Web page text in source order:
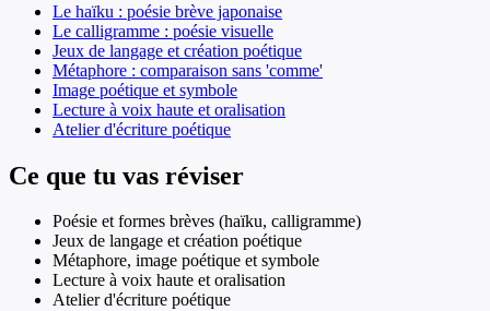
Le haïku : poésie brève japonaise
Le calligramme : poésie visuelle
Jeux de langage et création poétique
Métaphore : comparaison sans 'comme'
Image poétique et symbole
Lecture à voix haute et oralisation
Atelier d'écriture poétique
Ce que tu vas réviser
Poésie et formes brèves (haïku, calligramme)
Jeux de langage et création poétique
Métaphore, image poétique et symbole
Lecture à voix haute et oralisation
Atelier d'écriture poétique